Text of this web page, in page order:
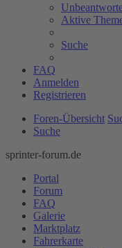
Aktive
Suche
FAQ
Anmelden
Registrieren
Foren-Übersicht
Suche
sprinter-forum.de
Portal
Forum
FAQ
Galerie
Marktplatz
Fahrerkarte